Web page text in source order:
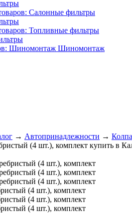
Шиномонтаж
→ Автопринадлежности →
(4 шт.), комплект купить в